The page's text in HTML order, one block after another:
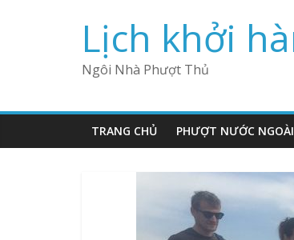
Lịch khởi
Ngôi Nhà Phượt Thủ
TRANG CHỦ PHƯỢT NƯỚC NGOÀI